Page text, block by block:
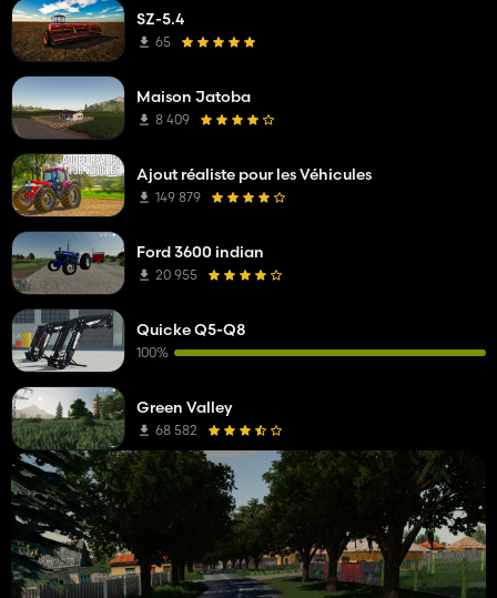
SZ-5.4
65
Maison Jatoba
8 409
Ajout réaliste pour les Véhicules
149 879
Ford 3600 indian
20 955
Quicke Q5-Q8
100%
Green Valley
68 582